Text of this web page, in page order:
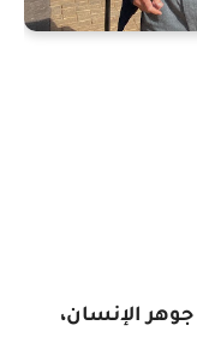
الإنسان،